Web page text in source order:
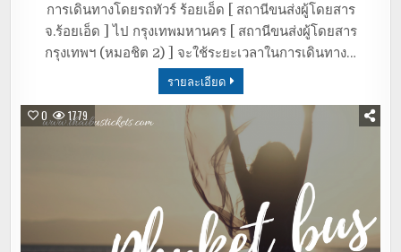
การเดินทางโดยรถทัวร์ ร้อยเอ็ด [ สถานีขนส่งผู้โดยสาร
จ.ร้อยเอ็ด ] ไป กรุงเทพมหานคร [ สถานีขนส่งผู้โดยสาร
กรุงเทพฯ (หมอชิต 2) ] จะใช้ระยะเวลาในการเดินทาง…
รายละเอียด
0 1779